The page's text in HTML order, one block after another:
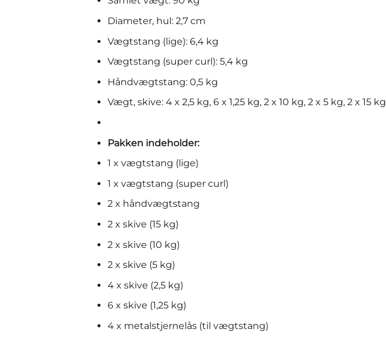
Diameter, hul: 2,7 cm
Vægtstang (lige): 6,4 kg
Vægtstang (super curl): 5,4 kg
Håndvægtstang: 0,5 kg
Vægt, skive: 4 x 2,5 kg, 6 x 1,25 kg, 2 x 10 kg, 2 x 5 kg, 2 x 15 kg
Pakken indeholder:
1 x vægtstang (lige)
1 x vægtstang (super curl)
2 x håndvægtstang
2 x skive (15 kg)
2 x skive (10 kg)
2 x skive (5 kg)
4 x skive (2,5 kg)
6 x skive (1,25 kg)
4 x metalstjernelås (til vægtstang)